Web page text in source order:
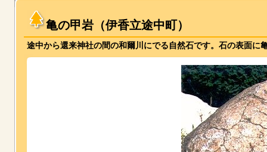
亀の甲岩（伊香立途中町）
途中から還来神社の間の和爾川にでる自然石です。石の表面に